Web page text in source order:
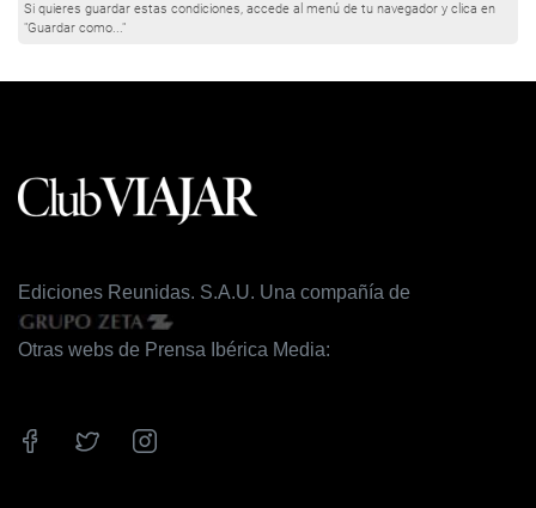
Si quieres guardar estas condiciones, accede al menú de tu navegador y clica en
"Guardar como..."
Ediciones Reunidas. S.A.U. Una compañía de
Otras webs de Prensa Ibérica Media: